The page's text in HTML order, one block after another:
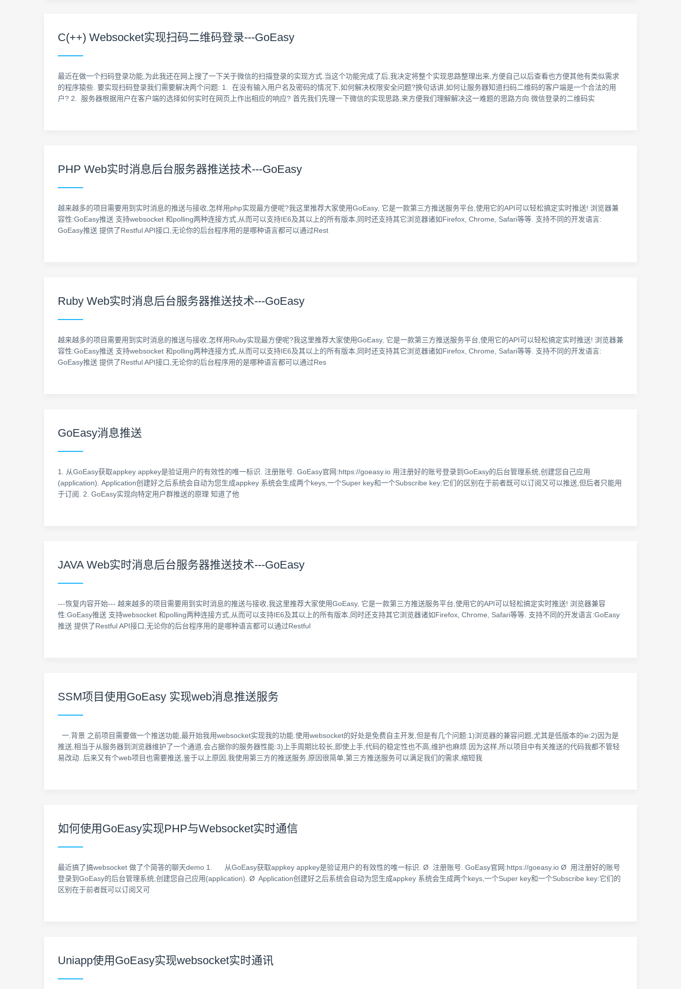
C(++) Websocket实现扫码二维码登录---GoEasy
最近在做一个扫码登录功能,为此我还在网上搜了一下关于微信的扫描登录的实现方式.当这个功能完成了后,我决定将整个实现思路整理出来,方便自己以后查看也方便其他有类似需求
的程序猿些. 要实现扫码登录我们需要解决两个问题: 1. 在没有输入用户名及密码的情况下,如何解决权限安全问题?换句话讲,如何让服务器知道扫码二维码的客户端是一个合法的用
户? 2. 服务器根据用户在客户端的选择如何实时在网页上作出相应的响应? 首先我们先理一下微信的实现思路,来方便我们理解解决这一难题的思路方向.微信登录的二维码实
PHP Web实时消息后台服务器推送技术---GoEasy
越来越多的项目需要用到实时消息的推送与接收,怎样用php实现最方便呢?我这里推荐大家使用GoEasy, 它是一款第三方推送服务平台,使用它的API可以轻松搞定实时推送! 浏览器兼
容性:GoEasy推送 支持websocket 和polling两种连接方式,从而可以支持IE6及其以上的所有版本,同时还支持其它浏览器诸如Firefox, Chrome, Safari等等. 支持不同的开发语言:
GoEasy推送 提供了Restful API接口,无论你的后台程序用的是哪种语言都可以通过Rest
Ruby Web实时消息后台服务器推送技术---GoEasy
越来越多的项目需要用到实时消息的推送与接收,怎样用Ruby实现最方便呢?我这里推荐大家使用GoEasy, 它是一款第三方推送服务平台,使用它的API可以轻松搞定实时推送! 浏览器兼
容性:GoEasy推送 支持websocket 和polling两种连接方式,从而可以支持IE6及其以上的所有版本,同时还支持其它浏览器诸如Firefox, Chrome, Safari等等. 支持不同的开发语言:
GoEasy推送 提供了Restful API接口,无论你的后台程序用的是哪种语言都可以通过Res
GoEasy消息推送
1. 从GoEasy获取appkey appkey是验证用户的有效性的唯一标识. 注册账号. GoEasy官网:https://goeasy.io 用注册好的账号登录到GoEasy的后台管理系统,创建您自己应用
(application). Application创建好之后系统会自动为您生成appkey 系统会生成两个keys,一个Super key和一个Subscribe key:它们的区别在于前者既可以订阅又可以推送,但后者只能用
于订阅. 2. GoEasy实现向特定用户群推送的原理 知道了他
JAVA Web实时消息后台服务器推送技术---GoEasy
---恢复内容开始--- 越来越多的项目需要用到实时消息的推送与接收,我这里推荐大家使用GoEasy, 它是一款第三方推送服务平台,使用它的API可以轻松搞定实时推送! 浏览器兼容
性:GoEasy推送 支持websocket 和polling两种连接方式,从而可以支持IE6及其以上的所有版本,同时还支持其它浏览器诸如Firefox, Chrome, Safari等等. 支持不同的开发语言:GoEasy
推送 提供了Restful API接口,无论你的后台程序用的是哪种语言都可以通过Restful
SSM项目使用GoEasy 实现web消息推送服务
一.背景 之前项目需要做一个推送功能,最开始我用websocket实现我的功能.使用websocket的好处是免费自主开发,但是有几个问题:1)浏览器的兼容问题,尤其是低版本的ie:2)因为是
推送,相当于从服务器到浏览器维护了一个通道,会占据你的服务器性能:3)上手周期比较长,即使上手,代码的稳定性也不高,维护也麻烦.因为这样,所以项目中有关推送的代码我都不管轻
易改动. 后来又有个web项目也需要推送,鉴于以上原因,我使用第三方的推送服务,原因很简单,第三方推送服务可以满足我们的需求,缩短我
如何使用GoEasy实现PHP与Websocket实时通信
最近搞了搞websocket 做了个简答的聊天demo 1. 从GoEasy获取appkey appkey是验证用户的有效性的唯一标识. Ø 注册账号. GoEasy官网:https://goeasy.io Ø 用注册好的账号
登录到GoEasy的后台管理系统,创建您自己应用(application). Ø Application创建好之后系统会自动为您生成appkey 系统会生成两个keys,一个Super key和一个Subscribe key:它们的
区别在于前者既可以订阅又可
Uniapp使用GoEasy实现websocket实时通讯